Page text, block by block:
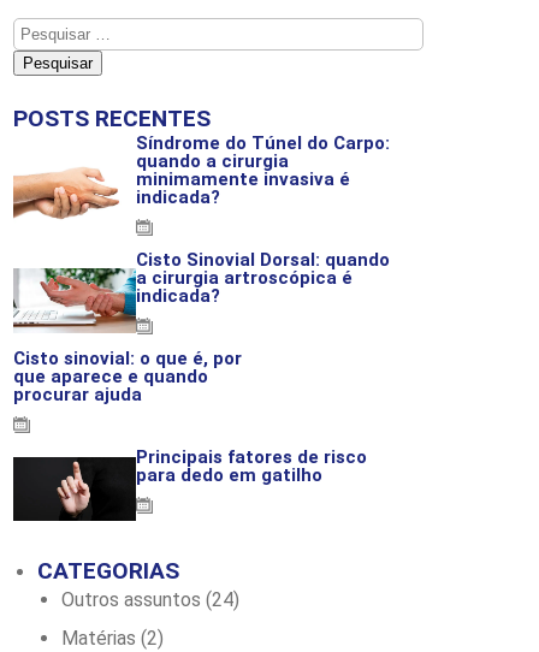
POSTS RECENTES
Síndrome do Túnel do Carpo:
quando a cirurgia
minimamente invasiva é
indicada?
Cisto Sinovial Dorsal: quando
a cirurgia artroscópica é
indicada?
Cisto sinovial: o que é, por
que aparece e quando
procurar ajuda
Principais fatores de risco
para dedo em gatilho
CATEGORIAS
Outros assuntos (24)
Matérias (2)